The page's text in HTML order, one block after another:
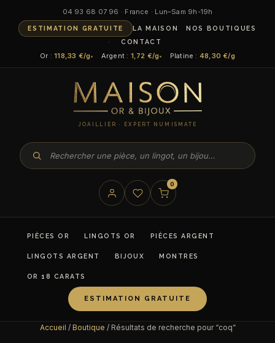
contenu
04 93 68 07 96 · France · Lun–Sam 9h-19h
ESTIMATION GRATUITE LA MAISON
NOS BOUTIQUES
CONTACT
Or :118,33 €/g Argent : 1,72 €/g Platine : 48,30 €/g
JOAILLIER · EXPERT NUMISMATE
0
PIÈCES OR LINGOTS OR PIÈCES ARGENT
LINGOTS ARGENT BIJOUX MONTRES
OR 18 CARATS
ESTIMATION GRATUITE
Accueil / Boutique / Résultats de recherche pour “coq”